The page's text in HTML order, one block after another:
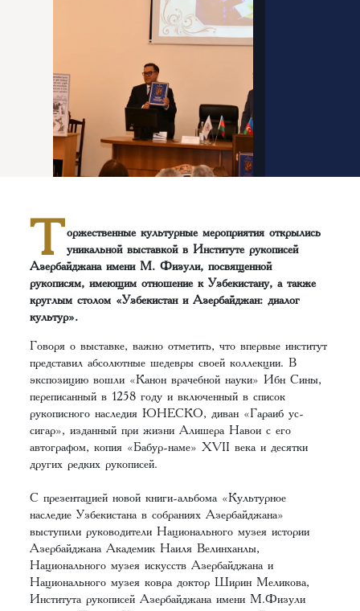
Т оржественные культурные мероприятия открылись
уникальной выставкой в Институте рукописей
Азербайджана имени М. Физули, посвященной
рукописям, имеющим отношение к Узбекистану, а также
круглым столом «Узбекистан и Азербайджан: диалог
культур».
Говоря о выставке, важно отметить, что впервые институт
представил абсолютные шедевры своей коллекции. В
экспозицию вошли «Канон врачебной науки» Ибн Сины,
переписанный в 1258 году и включенный в список
рукописного наследия ЮНЕСКО, диван «Гараиб ус-
сигар», изданный при жизни Алишера Навои с его
автографом, копия «Бабур-наме» XVII века и десятки
других редких рукописей.
С презентацией новой книги-альбома «Культурное
наследие Узбекистана в собраниях Азербайджана»
выступили руководители Национального музея истории
Азербайджана Академик Наиля Велинханлы,
Национального музея искусств Азербайджана и
Национального музея ковра доктор Ширин Меликова,
Института рукописей Азербайджана имени М.Физули